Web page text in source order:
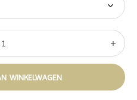
WINKELWAGEN